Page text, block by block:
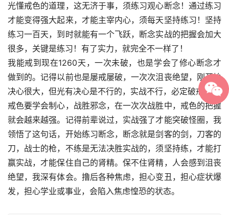
光懂戒色的道理，这无济于事，须练习观心断念！通过练习
才能变得强大起来，才能主宰内心，须每天坚持练习！坚持
练习一百天，到时就能有一个飞跃，断念实战的把握会加大
很多，关键是练习！有了实力，就完全不一样了！
我能戒到现在1260天，一次未破，也是学会了修心断念才
做到的。记得以前也是屡戒屡破，一次次沮丧绝望，刚开始
决心很大，但光有决心是不行的，实战不行，必定破戒。
戒色要学会制心，战胜邪念，在一次次战胜中，戒色的把握
就会越来越强。记得前辈说过，实战强了才能突破怪圈，我
领悟了这句话，开始练习断念，断念就是剑客的剑，刀客的
刀，战士的枪，不练是无法决胜实战的，须坚持练，才能打
赢实战，才能保住自己的肾精。保不住肾精，人会感到沮丧
绝望，我深有体会。撸后各种焦虑，担心变丑，担心症状爆
发，担心学业或事业，会陷入焦虑惶恐的状态。